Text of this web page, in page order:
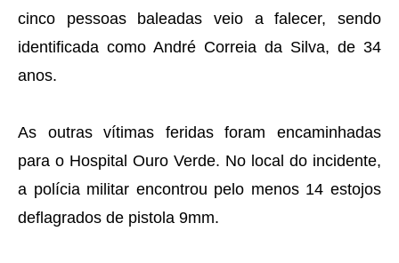
cinco pessoas baleadas veio a falecer, sendo
identificada como André Correia da Silva, de 34
anos.
As outras vítimas feridas foram encaminhadas
para o Hospital Ouro Verde. No local do incidente,
a polícia militar encontrou pelo menos 14 estojos
deflagrados de pistola 9mm.